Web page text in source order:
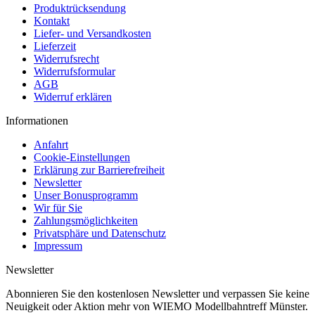
Produktrücksendung
Kontakt
Liefer- und Versandkosten
Lieferzeit
Widerrufsrecht
Widerrufsformular
AGB
Widerruf erklären
Informationen
Anfahrt
Cookie-Einstellungen
Erklärung zur Barrierefreiheit
Newsletter
Unser Bonusprogramm
Wir für Sie
Zahlungsmöglichkeiten
Privatsphäre und Datenschutz
Impressum
Newsletter
Abonnieren Sie den kostenlosen Newsletter und verpassen Sie keine
Neuigkeit oder Aktion mehr von WIEMO Modellbahntreff Münster.